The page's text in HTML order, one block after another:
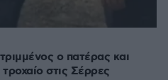
ο πατέρας και
στις Σέρρες